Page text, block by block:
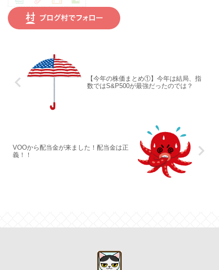
【今年の株価まとめ①】今年は結局、指
数ではS&P500が最強だったのでは？
VOOから配当金が来ました！配当金は正
義！！